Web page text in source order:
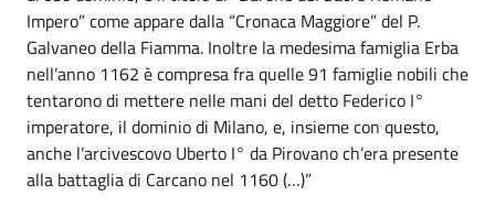
Impero” come appare dalla “Cronaca Maggiore” del P.
Galvaneo della Fiamma. Inoltre la medesima famiglia Erba
nell’anno 1162 è compresa fra quelle 91 famiglie nobili che
tentarono di mettere nelle mani del detto Federico I°
imperatore, il dominio di Milano, e, insieme con questo,
anche l’arcivescovo Uberto I° da Pirovano ch’era presente
alla battaglia di Carcano nel 1160 (…)”